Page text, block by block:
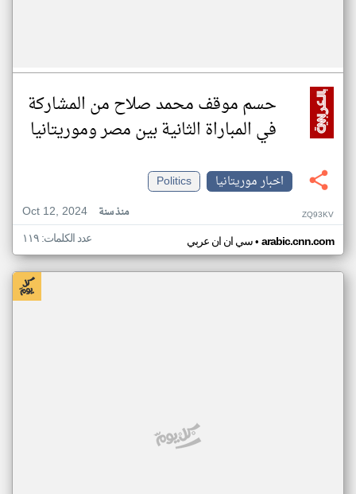
حسم موقف محمد صلاح من المشاركة
في المباراة الثانية بين مصر وموريتانيا
اخبار موريتانيا
Politics
Oct 12, 2024
منذ سنة ZQ93KV
سي ان ان عربي• arabic.cnn.com عدد الكلمات: ١١٩